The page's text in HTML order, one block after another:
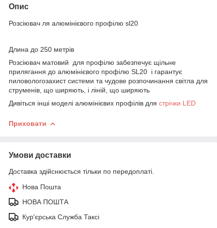
Опис
Розсіювач ля алюмінієвого профілю sl20
Длина до 250 метрів
Розсіювач матовий для профілю забезпечує щільне
прилягання до алюмінієвого профілю SL20 і гарантує
пиловологозахист системи та чудове розпочинання світла для
струменів, що ширяють, і ліній, що ширяють
Дивіться інші моделі алюмінієвих профілів для стрічки LED
Приховати
Умови доставки
Доставка здійснюється тільки по передоплаті.
Нова Пошта
НОВА ПОШТА
Кур'єрська Служба Таксі